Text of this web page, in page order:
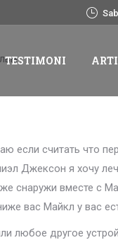
TESTIMONI
если считать что
Джексон я хочу
снаружи вместе с
вас Майкл у вас
любое другое